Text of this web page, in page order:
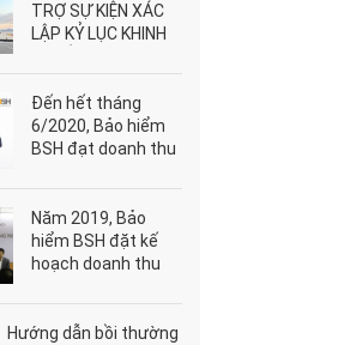
TRỢ SỰ KIỆN XÁC
LẬP KỶ LỤC KHINH
VIỆT NAM
Đến hết tháng
6/2020, Bảo hiểm
BSH đạt doanh thu
Năm 2019, Bảo
hiểm BSH đặt kế
hoạch doanh thu
Hướng dẫn bồi thường